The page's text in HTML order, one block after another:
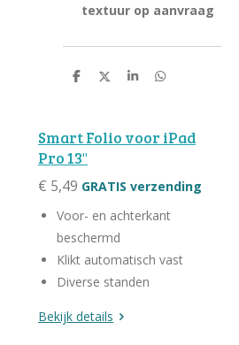
textuur op aanvraag
D
D
S
D
n
Smart Folio voor iPad
Pro 13"
€ 5,49 GRATIS verzending
Voor- en achterkant
beschermd
Klikt automatisch vast
Diverse standen
Bekijk details